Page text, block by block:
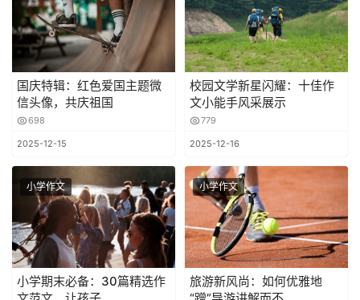
国庆特辑：红色爱国主题微
信头像，共庆祖国
698
2025-12-15
校园文学新星闪耀：十佳作
文小能手风采展示
779
2025-12-16
小学作文
小学期末必备：30篇精选作
小学作文
旅游新风尚：如何优雅地